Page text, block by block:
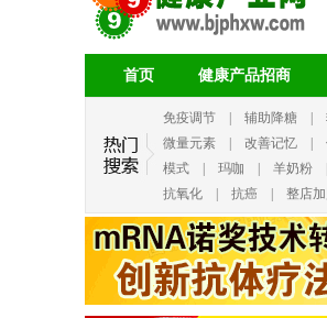
首页 健康产品招商
免疫调节 辅助降糖
微量元素
改善记忆
模式
玛咖 羊奶粉
抗氧化
抗癌 整店